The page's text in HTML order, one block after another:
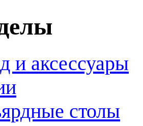
и аксессуары
столы